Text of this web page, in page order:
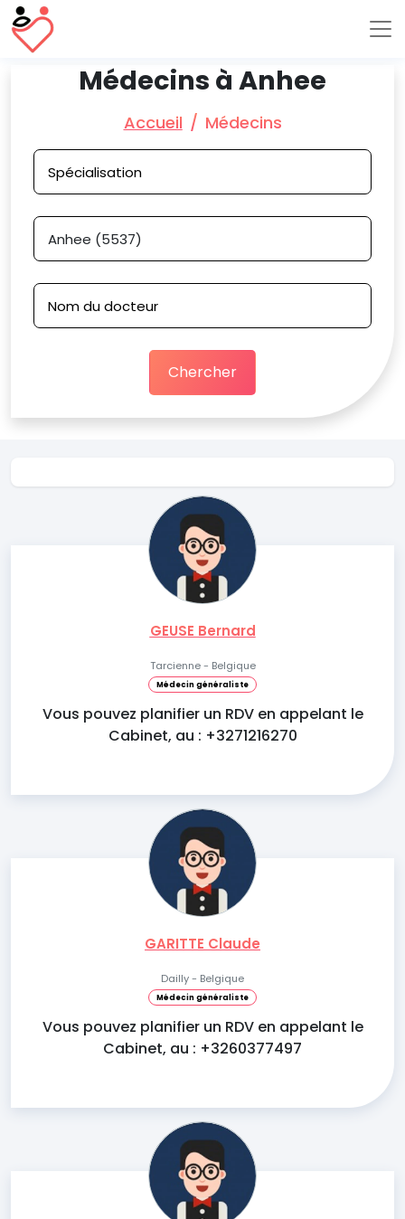
Médecins à Anhee
Accueil Médecins
Chercher
GEUSE Bernard
Tarcienne - Belgique
Médecin généraliste
Vous pouvez planifier un RDV en appelant le
Cabinet, au : +3271216270
GARITTE Claude
Dailly - Belgique
Médecin généraliste
Vous pouvez planifier un RDV en appelant le
Cabinet, au : +3260377497